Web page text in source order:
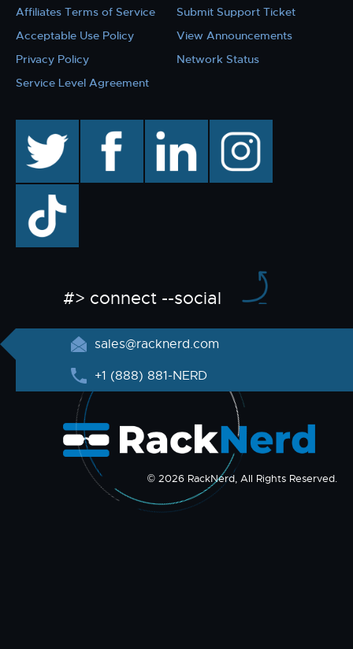
Affiliates Terms of Service
Acceptable Use Policy
Privacy Policy
Service Level Agreement
Submit Support Ticket
View Announcements
Network Status
facebook linkedin instagram
TikTok
#> connect --social
sales@racknerd.com
+1 (888) 881-NERD
© 2026 RackNerd, All Rights Reserved.